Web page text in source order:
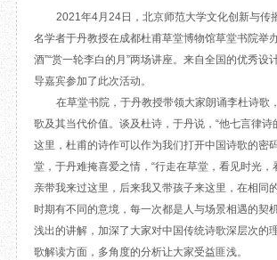
请
文创 杜甫草堂文创馆
文创精品
数字文创
IP授权
草堂艺术中心
文创咨询
2021年4月24日，北京师范大学文化创新与传
名学者于丹教授在成都杜甫草堂博物馆草堂书院举
酒”“赏一轮李白的月”两场讲座。来自全国的优秀设
导嘉宾参加了此次活动。
在草堂书院，于丹教授带领大家朗诵李杜诗歌
歌及其当代价值。谈及杜诗，于丹说，“他七言律诗
这里，杜甫的诗作可以作为我们打开中国诗歌的密
堂，于丹难掩喜爱之情，“行走在草堂，看见时光，
亲带我来过这里，后来我又带孩子来这里，在相同
时期有不同的意境，每一次都是人与场景相遇的契
浅出的讲解，加深了大家对中国传统诗歌深层次的
歌解读方面，多角度的分析让大家受益匪浅。